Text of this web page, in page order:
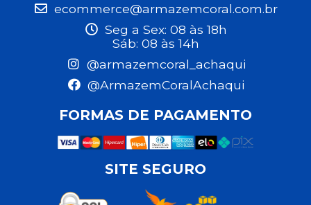
ecommerce@armazemcoral.com.br
Seg a Sex: 08 às 18h
Sáb: 08 às 14h
@armazemcoral_achaqui
@ArmazemCoralAchaqui
FORMAS DE PAGAMENTO
SITE SEGURO